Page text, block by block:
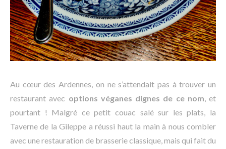
Au cœur des Ardennes, on ne s’attendait pas à trouver un
restaurant avec options véganes dignes de ce nom, et
pourtant ! Malgré ce petit couac salé sur les plats, la
Taverne de la Gileppe a réussi haut la main à nous combler
avec une restauration de brasserie classique, mais qui fait du